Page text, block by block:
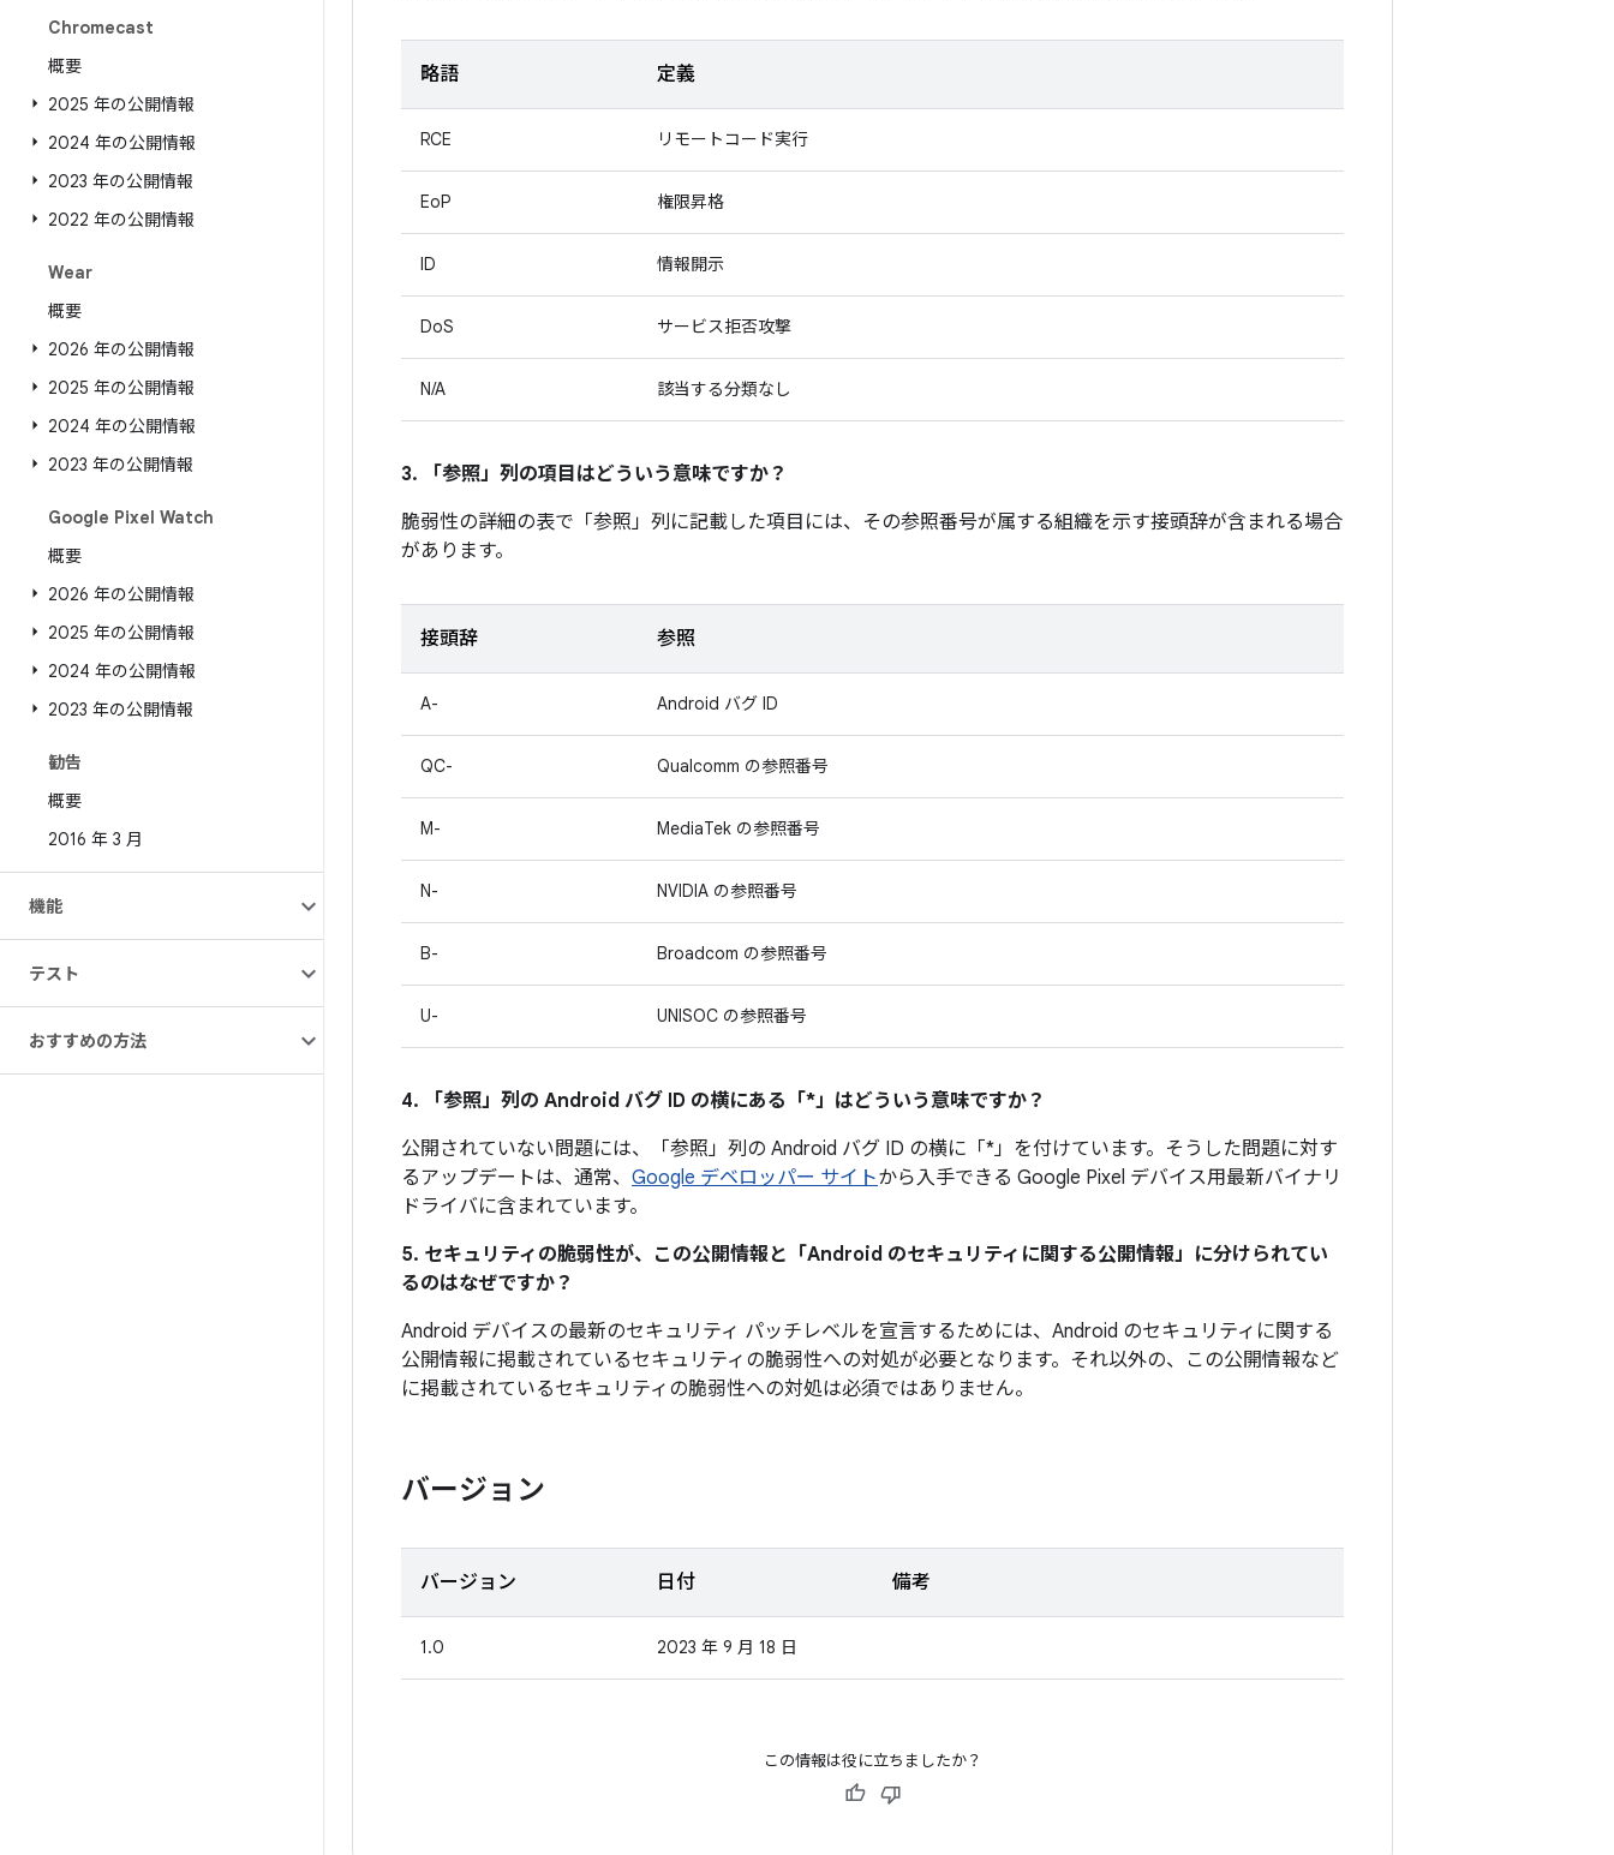
Chromecast
概要
2025 年の公開情報
2024 年の公開情報
2023 年の公開情報
2022 年の公開情報
Wear
概要
2026 年の公開情報
2025 年の公開情報
2024 年の公開情報
2023 年の公開情報
Google Pixel Watch
概要
2026 年の公開情報
2025 年の公開情報
2024 年の公開情報
2023 年の公開情報
勧告
概要
2016 年 3 月
機能
テスト
おすすめの方法
略語 定義
RCE リモートコード実行
EoP 権限昇格
ID 情報開示
DoS サービス拒否攻撃
N/A 該当する分類なし
3. 「参照」 列の項目はどういう意味ですか？
脆弱性の詳細の表で「参照」 列に記載した項目には、その参照番号が属する組織を示す接頭辞が含まれる場合
があります。
接頭辞 参照
A- Android バグ ID
QC- Qualcomm の参照番号
M- MediaTek の参照番号
N- NVIDIA の参照番号
B- Broadcom の参照番号
U- UNISOC の参照番号
4. 「参照」 列の Android バグ ID の横にある「*」はどういう意味ですか？
公開されていない問題には、「参照」 列の Android バグ ID の横に「*」を付けています。そうした問題に対す
るアップデートは、通常、 Google デベロッパー サイトから入手できる Google Pixel デバイス用最新バイナリ
ドライバに含まれています。
5. セキュリティの脆弱性が、この公開情報と「Android のセキュリティに関する公開情報」に分けられてい
るのはなぜですか？
Android デバイスの最新のセキュリティ パッチレベルを宣言するためには、Android のセキュリティに関する
公開情報に掲載されているセキュリティの脆弱性への対処が必要となります。それ以外の、この公開情報など
に掲載されているセキュリティの脆弱性への対処は必須ではありません。
バージョン
バージョン 日付 備考
1.0 2023 年 9 月 18 日
この情報は役に立ちましたか？